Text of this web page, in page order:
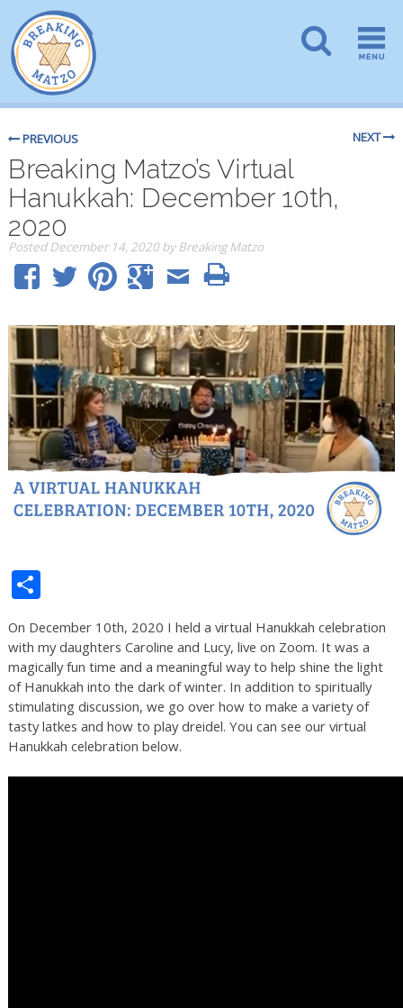
PREVIOUS NEXT
Breaking Matzo’s Virtual
Hanukkah: December 10th,
2020
PostedDecember 14, 2020 by Breaking Matzo
Share
On December 10th, 2020 I held a virtual Hanukkah celebration
with my daughters Caroline and Lucy, live on Zoom. It was a
magically fun time and a meaningful way to help shine the light
of Hanukkah into the dark of winter. In addition to spiritually
stimulating discussion, we go over how to make a variety of
tasty latkes and how to play dreidel. You can see our virtual
Hanukkah celebration below.